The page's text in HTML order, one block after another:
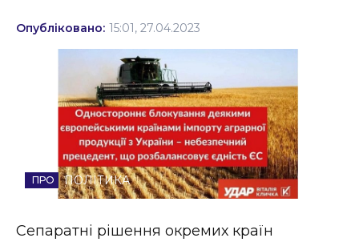
Політика
Спорт
Стиль життя
Втрачений Ужгород
Втрачений Ужгород (відеоверсія)
Опубліковано: 15:01, 27.04.2023
ПОЛІТИКА
Сепаратні рішення окремих країн